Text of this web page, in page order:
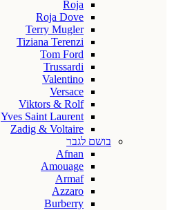
Roja
Roja Dove
Terry Mugler
Tiziana Terenzi
Tom Ford
Trussardi
Valentino
Versace
Viktors & Rolf
Yves Saint Laurent
Zadig & Voltaire
בושם לגבר
Afnan
Amouage
Armaf
Azzaro
Burberry